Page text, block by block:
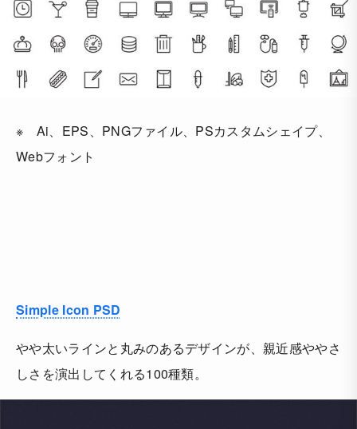
※ Ai、EPS、PNGファイル、PSカスタムシェイプ、
Webフォント
Simple Icon PSD
やや太いラインと丸みのあるデザインが、親近感ややさ
しさを演出してくれる100種類。